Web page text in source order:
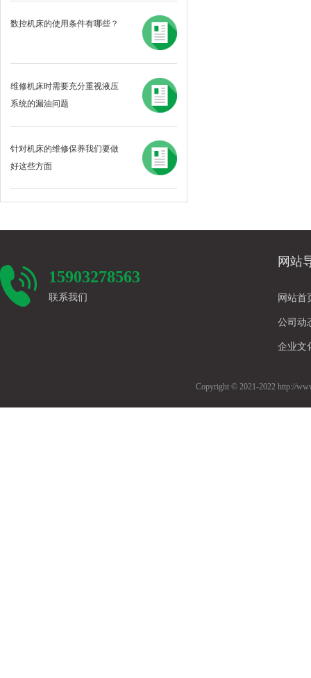
数控机床的使用条件有哪些？
维修机床时需要充分重视液压
系统的漏油问题
针对机床的维修保养我们要做
好这些方面
15903278563
联系我们
网站
网站首
公司动
企业文
Copyright © 2021-2022 http://